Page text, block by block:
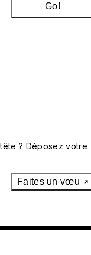
Go!
? Déposez votre
Faites un vœu